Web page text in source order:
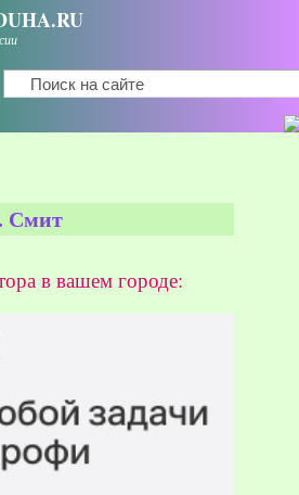
Форма поиска
Поиск
Смит
в вашем городе: